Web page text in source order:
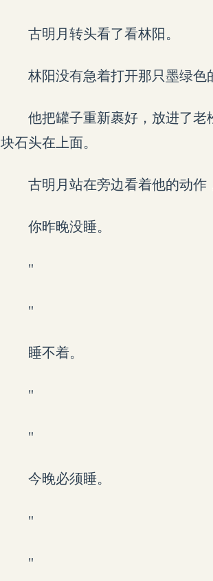
古明月转头看了看林阳。
林阳没有急着打开那只墨绿色
他把罐子重新裹好，放进了
块石头在上面。
古明月站在旁边看着他的动
你昨晚没睡。
"
"
睡不着。
"
"
今晚必须睡。
"
"